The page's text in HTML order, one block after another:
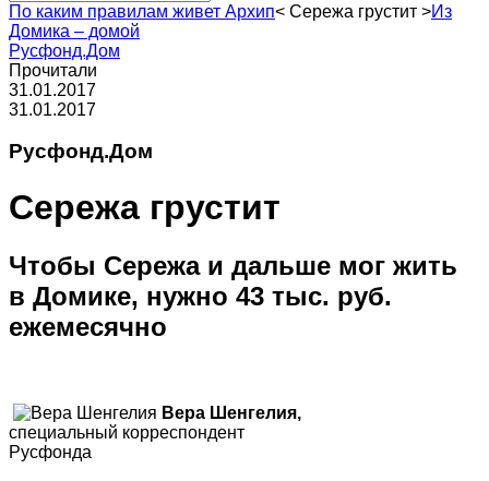
По каким правилам живет Архип< Сережа грустит >Из
Домика – домой
Русфонд.Дом
Прочитали
31.01.2017
31.01.2017
Русфонд.Дом
Сережа грустит
Чтобы Сережа и дальше мог жить
в Домике, нужно 43 тыс. руб.
ежемесячно
Вера Шенгелия,
специальный корреспондент
Русфонда